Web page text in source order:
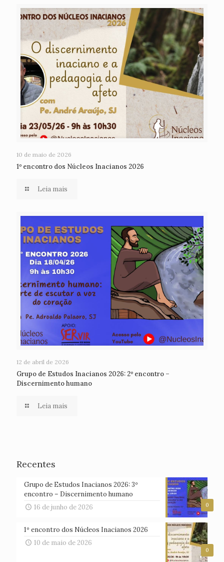
10 de maio de 2026
1º encontro dos Núcleos Inacianos 2026
Leia mais
12 de abril de 2026
Grupo de Estudos Inacianos 2026: 2º encontro –
Discernimento humano
Leia mais
Recentes
0
Grupo de Estudos Inacianos 2026: 3º
encontro – Discernimento humano
16 de junho de 2026
0
1º encontro dos Núcleos Inacianos 2026
10 de maio de 2026